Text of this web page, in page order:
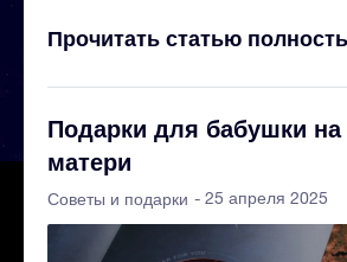
Прочитать статью
Подарки для бабушки
матери
Советы и подарки - 25 апреля 2025